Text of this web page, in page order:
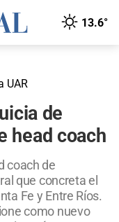
13.6°
UAR
de
head coach
coach de
que concreta el
Fe y Entre Ríos.
como nuevo